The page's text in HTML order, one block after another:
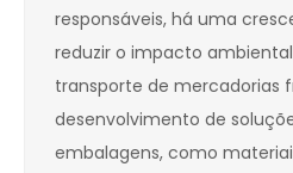
responsáveis, há uma
reduzir o impacto
transporte de mercadorias
desenvolvimento de
embalagens, como